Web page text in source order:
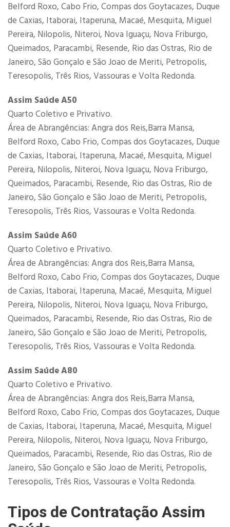
Belford Roxo, Cabo Frio, Compas dos Goytacazes, Duque
de Caxias, Itaborai, Itaperuna, Macaé, Mesquita, Miguel
Pereira, Nilopolis, Niteroi, Nova Iguaçu, Nova Friburgo,
Queimados, Paracambi, Resende, Rio das Ostras, Rio de
Janeiro, São Gonçalo e São Joao de Meriti, Petropolis,
Teresopolis, Três Rios, Vassouras e Volta Redonda.
Assim Saúde A50
Quarto Coletivo e Privativo.
Área de Abrangências: Angra dos Reis,Barra Mansa,
Belford Roxo, Cabo Frio, Compas dos Goytacazes, Duque
de Caxias, Itaborai, Itaperuna, Macaé, Mesquita, Miguel
Pereira, Nilopolis, Niteroi, Nova Iguaçu, Nova Friburgo,
Queimados, Paracambi, Resende, Rio das Ostras, Rio de
Janeiro, São Gonçalo e São Joao de Meriti, Petropolis,
Teresopolis, Três Rios, Vassouras e Volta Redonda.
Assim Saúde A60
Quarto Coletivo e Privativo.
Área de Abrangências: Angra dos Reis,Barra Mansa,
Belford Roxo, Cabo Frio, Compas dos Goytacazes, Duque
de Caxias, Itaborai, Itaperuna, Macaé, Mesquita, Miguel
Pereira, Nilopolis, Niteroi, Nova Iguaçu, Nova Friburgo,
Queimados, Paracambi, Resende, Rio das Ostras, Rio de
Janeiro, São Gonçalo e São Joao de Meriti, Petropolis,
Teresopolis, Três Rios, Vassouras e Volta Redonda.
Assim Saúde A80
Quarto Coletivo e Privativo.
Área de Abrangências: Angra dos Reis,Barra Mansa,
Belford Roxo, Cabo Frio, Compas dos Goytacazes, Duque
de Caxias, Itaborai, Itaperuna, Macaé, Mesquita, Miguel
Pereira, Nilopolis, Niteroi, Nova Iguaçu, Nova Friburgo,
Queimados, Paracambi, Resende, Rio das Ostras, Rio de
Janeiro, São Gonçalo e São Joao de Meriti, Petropolis,
Teresopolis, Três Rios, Vassouras e Volta Redonda.
Tipos de Contratação Assim